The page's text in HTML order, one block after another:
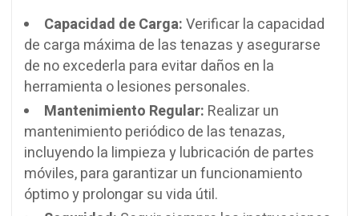
Capacidad de Carga:Verificar la capacidad
de carga máxima de las tenazas y asegurarse
de no excederla para evitar daños en la
herramienta o lesiones personales.
Mantenimiento Regular: Realizar un
mantenimiento periódico de las tenazas,
incluyendo la limpieza y lubricación de partes
móviles, para garantizar un funcionamiento
óptimo y prolongar su vida útil.